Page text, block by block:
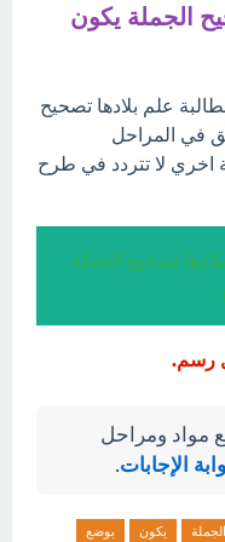
الجملة يكون
علم بلادها تصحيح
في المراحل
اخري لا تتردد في طرح
تصحيح الجملة
رسم.
مواد ومراحل
الإجابات.
الجملة يكون بوضع